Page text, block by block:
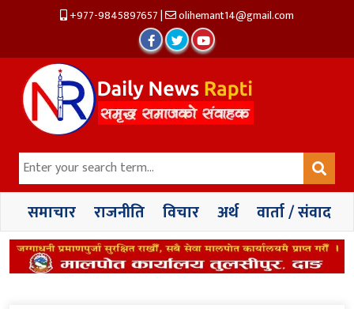
+977-9845897657| olihemant14@gmail.com
समाचार राजनीति विचार अर्थ वार्ता / संवाद